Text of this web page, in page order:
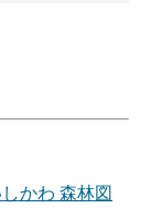
かわ 森林図